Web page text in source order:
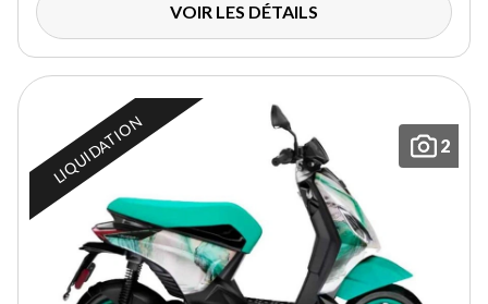
VOIR LES DÉTAILS
2
LIQUIDATION